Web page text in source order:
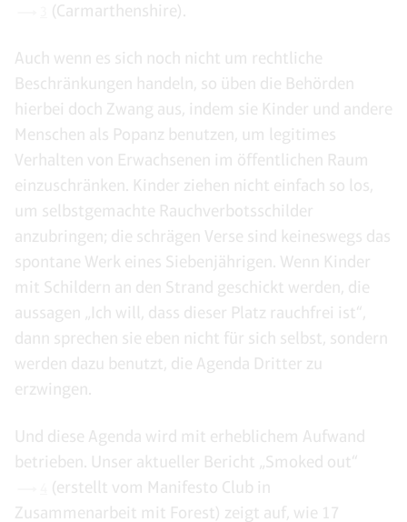
(Carmarthenshire).
Auch wenn es sich noch nicht um rechtliche
Beschränkungen handeln, so üben die Behörden
hierbei doch Zwang aus, indem sie Kinder und andere
Menschen als Popanz benutzen, um legitimes
Verhalten von Erwachsenen im öffentlichen Raum
einzuschränken. Kinder ziehen nicht einfach so los,
um selbstgemachte Rauchverbotsschilder
anzubringen; die schrägen Verse sind keineswegs das
spontane Werk eines Siebenjährigen. Wenn Kinder
mit Schildern an den Strand geschickt werden, die
aussagen „Ich will, dass dieser Platz rauchfrei ist“,
dann sprechen sie eben nicht für sich selbst, sondern
werden dazu benutzt, die Agenda Dritter zu
erzwingen.
Und diese Agenda wird mit erheblichem Aufwand
betrieben. Unser aktueller Bericht „Smoked out“
(erstellt vom Manifesto Club in
Zusammenarbeit mit Forest) zeigt auf, wie 17